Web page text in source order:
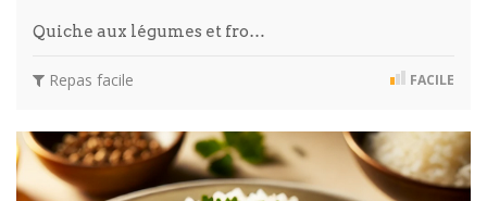
Quiche aux légumes et fro…
Repas facile FACILE